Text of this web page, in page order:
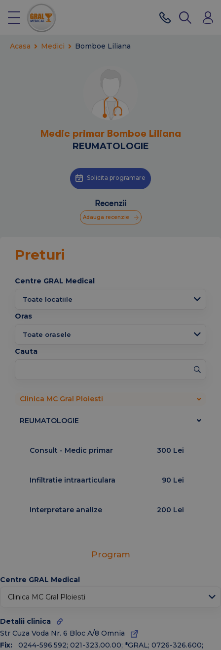
Acasa Medici Bomboe Liliana
Medic primar Bomboe Liliana
REUMATOLOGIE
Solicita programare
Recenzii
Adauga recenzie
Preturi
Centre GRAL Medical
Oras
Cauta
Clinica MC Gral Ploiesti
REUMATOLOGIE
Consult - Medic primar 300 Lei
Infiltratie intraarticulara 90 Lei
Interpretare analize 200 Lei
Program
Centre GRAL Medical
Detalii clinica
Str Cuza Voda Nr. 6 Bloc A/8 Omnia
Fix:
0244-596.592; 021-323.00.00; *GRAL; 0726-326.600;
Today
Ian Feb
Iul
Aug